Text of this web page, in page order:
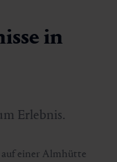
in
Erlebnis.
auf einer Almhütte